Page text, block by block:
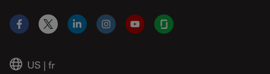
US | fr
Facebook
X LinkedInInstagramYouTubeGlassdoor